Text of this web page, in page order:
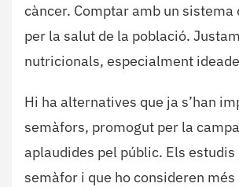
càncer. Comptar amb un
per la salut de la població.
nutricionals, especialment
Hi ha alternatives que ja s’han
semàfors, promogut per la
aplaudides pel públic. Els
semàfor i que ho consideren